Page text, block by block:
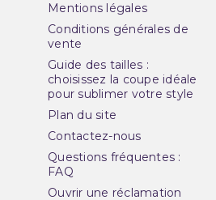
Mentions légales
Conditions générales de
vente
Guide des tailles :
choisissez la coupe idéale
pour sublimer votre style
Plan du site
Contactez-nous
Questions fréquentes :
FAQ
Ouvrir une réclamation